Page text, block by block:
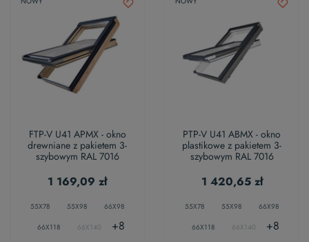
FTP-V U41 APMX - okno
drewniane z pakietem 3-
szybowym RAL 7016
1 169,09 zł
55X78 55X98
66X98
66X118
66X140 +8
PTP-V U41 ABMX - okno
plastikowe z pakietem 3-
szybowym RAL 7016
1 420,65 zł
55X78 55X98
66X98
66X118
66X140 +8